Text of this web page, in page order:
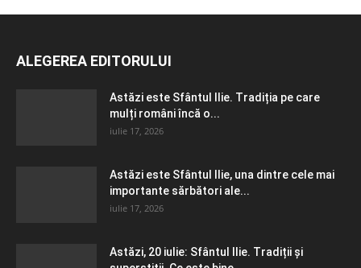
ALEGEREA EDITORULUI
Astăzi este Sfântul Ilie. Tradiția pe care
mulți români încă o...
iulie 17, 2026
Astăzi este Sfântul Ilie, una dintre cele mai
importante sărbători ale...
iulie 17, 2026
Astăzi, 20 iulie: Sfântul Ilie. Tradiții și